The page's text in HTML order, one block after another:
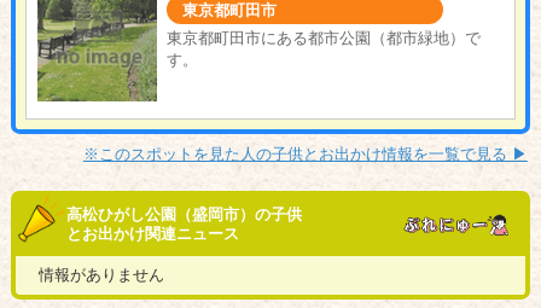
東京都町田市
東京都町田市にある都市公園（都市緑地）で
す。
※このスポットを見た人の子供とお出かけ情報を一覧で見る ▶︎
高松ひがし公園（盛岡市）の子供
とお出かけ関連ニュース
情報がありません